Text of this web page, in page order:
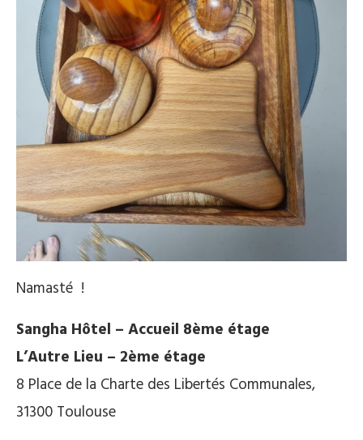
Namasté !
Sangha Hôtel – Accueil 8ème étage
L’Autre Lieu – 2ème étage
8 Place de la Charte des Libertés Communales,
31300 Toulouse